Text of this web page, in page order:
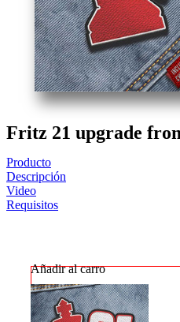
Fritz 21 upgrade
Producto
Descripción
Video
Requisitos
Añadir al carro